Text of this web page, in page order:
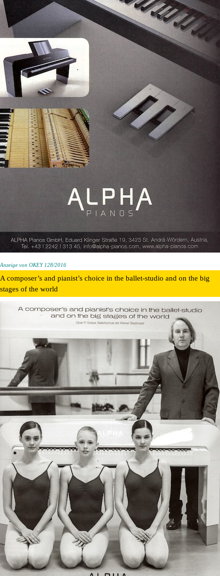
Anzeige von OKEY 128/2016
A composer’s and pianist’s choice in the ballet-studio and on the big
stages of the world